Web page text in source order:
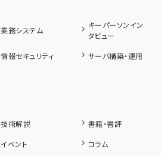
業務システム
キーパーソンイン
タビュー
情報セキュリティ
サーバ構築・運用
技術解説
書籍・書評
イベント
コラム